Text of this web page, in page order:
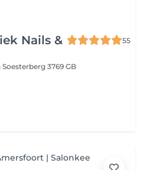
Nails &
55
Soesterberg 3769 GB